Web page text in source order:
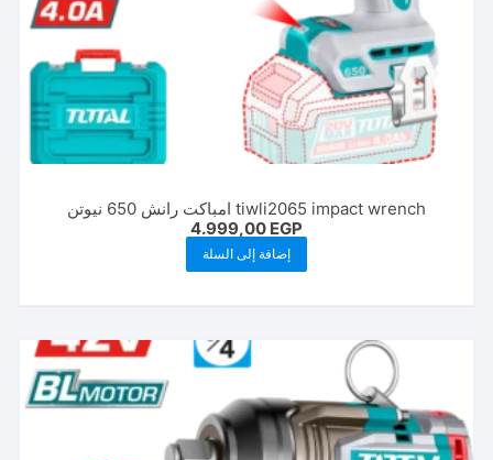
tiwli2065 impact wrench امباكت رانش 650 نيوتن
4.999,00 EGP
إضافة إلى السلة